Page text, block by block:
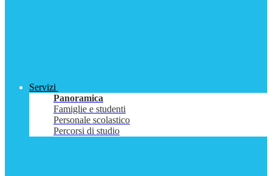
Servizi
Panoramica
Famiglie e studenti
Personale scolastico
Percorsi di studio